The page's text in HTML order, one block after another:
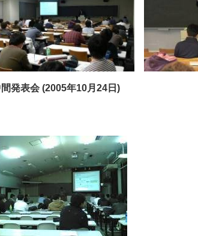
発表会 (2005年10月24日)